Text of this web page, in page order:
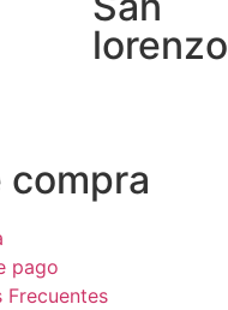
lorenzo
compra
pago
Frecuentes